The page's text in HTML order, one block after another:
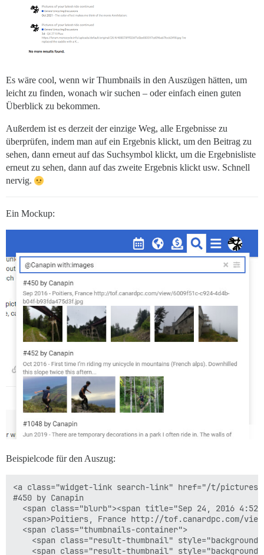
Es wäre cool, wenn wir Thumbnails in den Auszügen hätten, um
leicht zu finden, wonach wir suchen – oder einfach einen guten
Überblick zu bekommen.
Außerdem ist es derzeit der einzige Weg, alle Ergebnisse zu
überprüfen, indem man auf ein Ergebnis klickt, um den Beitrag zu
sehen, dann erneut auf das Suchsymbol klickt, um die Ergebnisliste
erneut zu sehen, dann auf das zweite Ergebnis klickt usw. Schnell
nervig.
Ein Mockup:
Beispielcode für den Auszug:
<a class="widget-link search-link" href="/t/
#450 by Canapin
<span class="blurb"><span title="Sep 24, 2016
<span>Poitiers, France http://tof.canardpc.com/
  <span class="thumbnails-container">
<span class="result-thumbnail"
<span class="result-thumbnail"